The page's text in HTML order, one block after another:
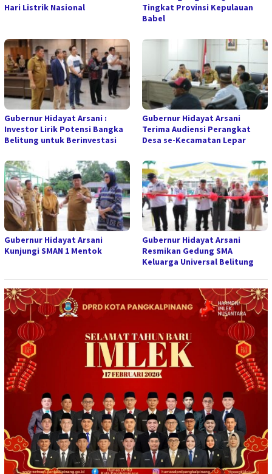
Hari Listrik Nasional
Tingkat Provinsi Kepulauan
Babel
Gubernur Hidayat Arsani :
Investor Lirik Potensi Bangka
Belitung untuk Berinvestasi
Gubernur Hidayat Arsani
Terima Audiensi Perangkat
Desa se-Kecamatan Lepar
Gubernur Hidayat Arsani
Kunjungi SMAN 1 Mentok
Gubernur Hidayat Arsani
Resmikan Gedung SMA
Keluarga Universal Belitung